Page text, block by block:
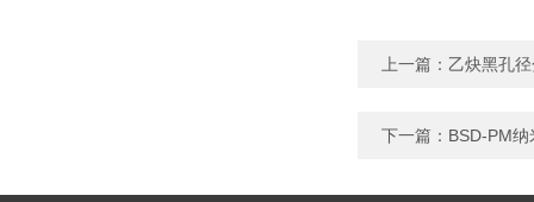
上一篇： 乙炔黑孔
下一篇： BSD-PM